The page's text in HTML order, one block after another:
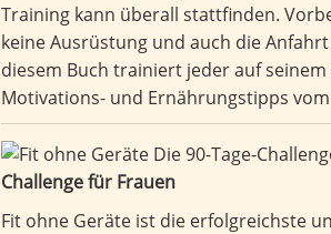
Training kann überall stattfinden.
keine Ausrüstung und auch die
diesem Buch trainiert jeder auf
Motivations- und Ernährungstipps
Challenge für Frauen
Fit ohne Geräte ist die erfolgreichste